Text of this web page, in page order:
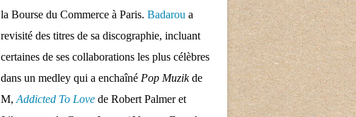
la Bourse du Commerce à Paris. Badarou a
revisité des titres de sa discographie, incluant
certaines de ses collaborations les plus célèbres
dans un medley qui a enchaîné Pop Muzikde
M, Addicted To Love de Robert Palmer et